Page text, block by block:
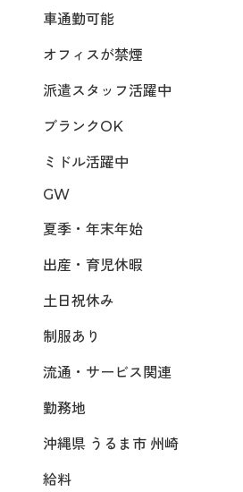
車通勤可能
オフィスが禁煙
派遣スタッフ活躍中
ブランクOK
ミドル活躍中
GW
夏季・年末年始
出産・育児休暇
土日祝休み
制服あり
流通・サービス関連
勤務地
沖縄県 うるま市 州崎
給料